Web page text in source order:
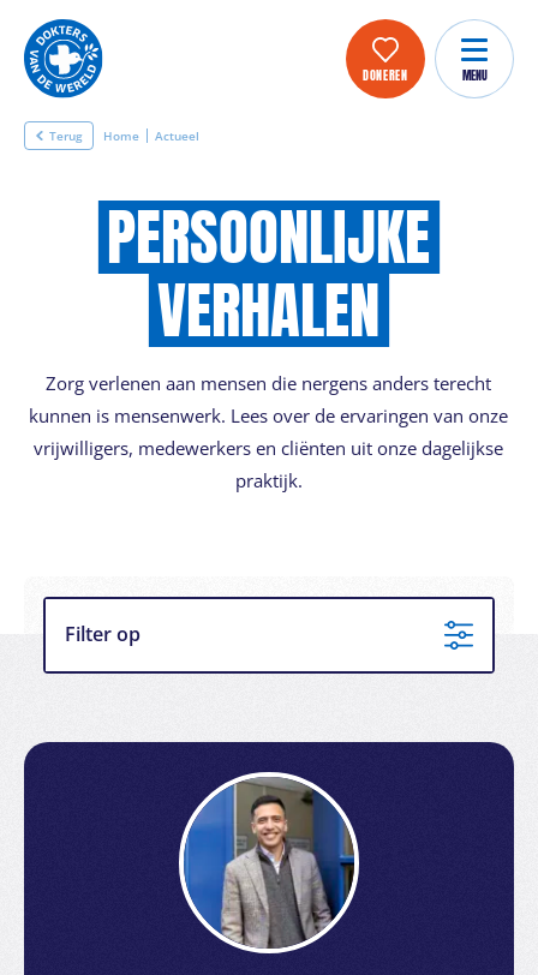
DONEREN MENU
Terug Home Actueel
PERSOONLIJKE
VERHALEN
Zorg verlenen aan mensen die nergens anders terecht
kunnen is mensenwerk. Lees over de ervaringen van onze
vrijwilligers, medewerkers en cliënten uit onze dagelijkse
praktijk.
Filter op